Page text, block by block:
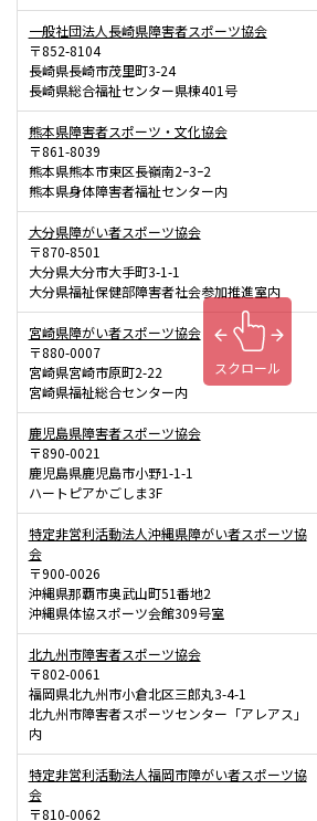
一般社団法人長崎県障害者スポーツ協会
〒852-8104
長崎県長崎市茂里町3-24
長崎県総合福祉センター県棟401号
熊本県障害者スポーツ・文化協会
〒861-8039
熊本県熊本市東区長嶺南2ｰ3ｰ2
熊本県身体障害者福祉センター内
大分県障がい者スポーツ協会
〒870-8501
大分県大分市大手町3-1-1
大分県福祉保健部障害者社会参加推進室内
宮崎県障がい者スポーツ協会
〒880-0007
宮崎県宮崎市原町2-22
宮崎県福祉総合センター内
鹿児島県障害者スポーツ協会
〒890-0021
鹿児島県鹿児島市小野1-1-1
ハートピアかごしま3F
特定非営利活動法人沖縄県障がい者スポーツ協
会
〒900-0026
沖縄県那覇市奥武山町51番地2
沖縄県体協スポーツ会館309号室
北九州市障害者スポーツ協会
〒802-0061
福岡県北九州市小倉北区三郎丸3-4-1
北九州市障害者スポーツセンター「アレアス」
内
特定非営利活動法人福岡市障がい者スポーツ協
会
〒810-0062
スクロール